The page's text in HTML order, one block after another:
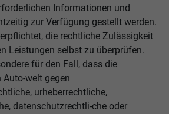
Informationen und
zur Verfügung gestellt werden.
die rechtliche Zulässigkeit
Leistungen selbst zu überprüfen.
für den Fall, dass die
welt gegen
urheberrechtliche,
datenschutzrechtli-che oder